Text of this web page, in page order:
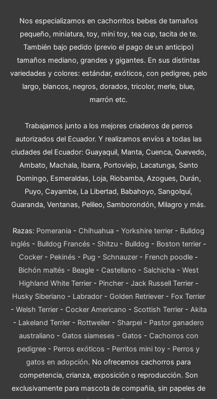
Nos especializamos en cachorritos bebes de tamaños
pequeño, miniatura, toy, mini toy, tea cup, tacita de te.
También bajo pedido (previo el pago de un anticipo)
tamaños mediano, grandes y gigantes. En sus distintas
variedades y colores: estándar, exóticos, con pedigree, pelo
largo, blancos, negros, dorados, tricolor, merle, blue,
marrón etc.
Trabajamos junto a los mejores criaderos de perros
autorizados del Ecuador. Y realizamos envíos a todas las
ciudades del Ecuador: Guayaquil, Manta, Cuenca, Quevedo,
Ambato, Machala, Ibarra, Portoviejo, Lacatunga, Santo
Domingo, Esmeraldas, Loja, Riobamba, Azogues, Durán,
Puyo, Cayambe, La Libertad, Babahoyo, Sangolquí,
Guaranda, Ventanas, Pelileo, Samborondón, Milagro y más.
Razas: Pomerania - Chihuahua - Yorkshire terrier - Bulldog
inglés - Bulldog Francés - Shitzu - Bulldog - Boston terrier -
Cocker - Pekinés - Pug - Schnauzer - French poodle -
Bichón maltés - Beagle - Castellano - Salchicha - West
Highland White Terrier- Pincher- Jack Russell Terrier-
Husky Siberiano - Labrador- Golden Retriever- Fox Terrier
- Welsh Terrier- Cocker Americano - Scottish Terrier- Akita
- Lakeland Terrier - Rottweiler - Sharpei - Pastor ganadero
australiano - Gatos siameses - Gatos - Cachorros con
pedigree - Perros exóticos - Perritos mini toy - Perros y
gatos en adopción. No ofrecemos cachorros para
competencia, crianza, exposición o reproducción. Son
exclusivamente para mascota de compañía, sin papeles de